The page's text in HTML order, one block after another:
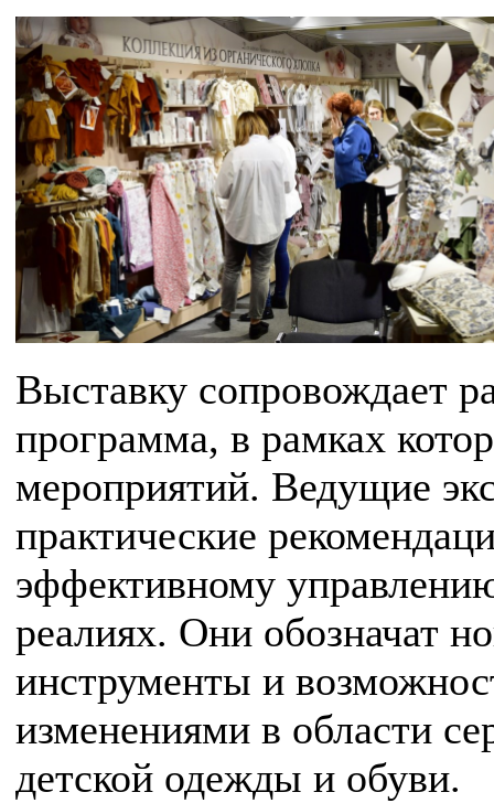
Выставку сопровождает
программа, в рамках
мероприятий. Ведущие
практические
эффективному
реалиях. Они обозначат
инструменты и
изменениями в области
детской одежды и обуви.